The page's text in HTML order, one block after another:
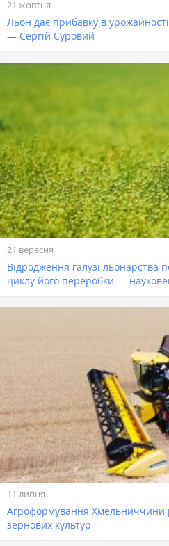
21 жовтня
Льон дає прибавку в
— Сергій Суровий
21 вересня
Відродження галузі льонарства
циклу його переробки —
11 липня
Агроформування Хмельниччини
зернових культур